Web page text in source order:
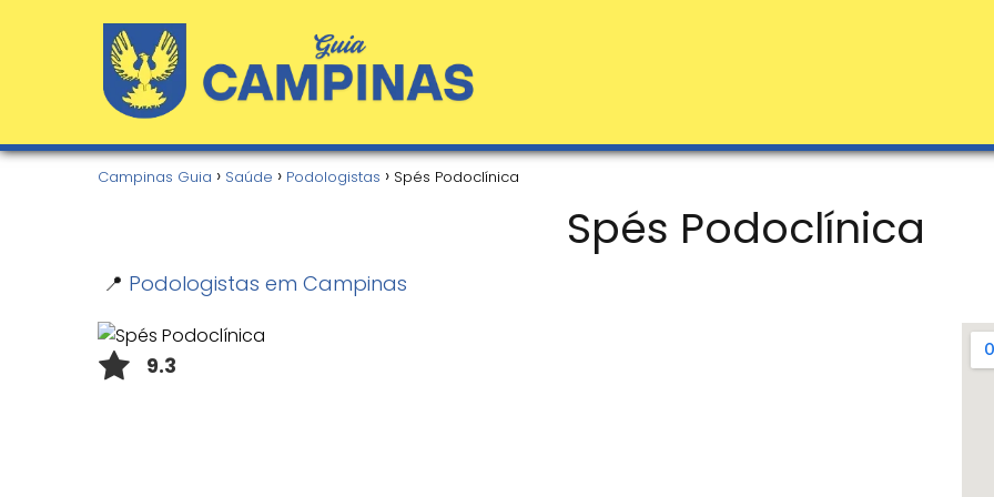
Campinas Guia Saúde Podologistas Spés Podoclínica
Spés Podoclínica
📍 Podologistas em Campinas
9.3